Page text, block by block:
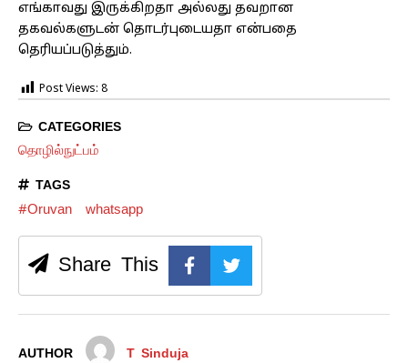
எங்காவது இருக்கிறதா அல்லது தவறான
தகவல்களுடன் தொடர்புடையதா என்பதை
தெரியப்படுத்தும்.
Post Views: 8
CATEGORIES
தொழில்நுட்பம்
TAGS
#Oruvan whatsapp
Share This
AUTHOR T Sinduja